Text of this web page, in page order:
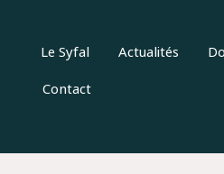
Le Syfal Actualités
Contact